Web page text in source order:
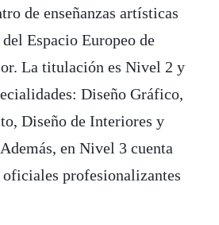
de enseñanzas artísticas
Espacio Europeo de
La titulación es Nivel 2 y
Diseño Gráfico,
Diseño de Interiores y
en Nivel 3 cuenta
oficiales profesionalizantes